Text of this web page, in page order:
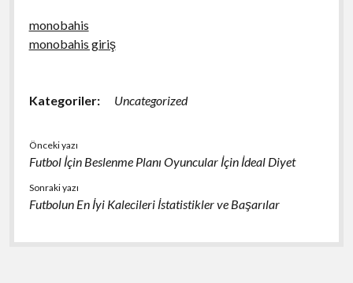
monobahis
monobahis giriş
Kategoriler: Uncategorized
Önceki yazı
Futbol İçin Beslenme Planı Oyuncular İçin İdeal Diyet
Sonraki yazı
Futbolun En İyi Kalecileri İstatistikler ve Başarılar